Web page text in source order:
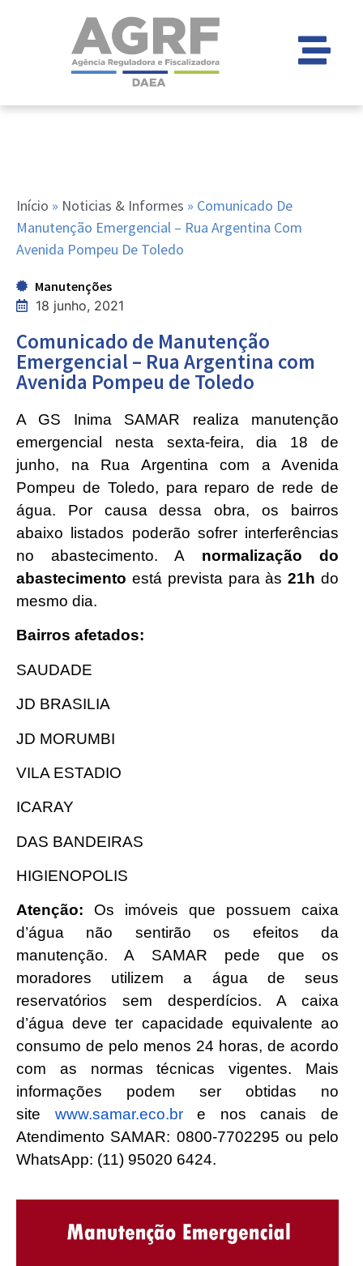
Início » Noticias & Informes » Comunicado De
Manutenção Emergencial – Rua Argentina Com
Avenida Pompeu De Toledo
Manutenções
18 junho, 2021
Comunicado de Manutenção
Emergencial – Rua Argentina com
Avenida Pompeu de Toledo
A GS Inima SAMAR realiza manutenção
emergencial nesta sexta-feira, dia 18 de
junho, na Rua Argentina com a Avenida
Pompeu de Toledo, para reparo de rede de
água. Por causa dessa obra, os bairros
abaixo listados poderão sofrer interferências
no abastecimento. A normalização do
abastecimento está prevista para às21h do
mesmo dia.
Bairros afetados:
SAUDADE
JD BRASILIA
JD MORUMBI
VILA ESTADIO
ICARAY
DAS BANDEIRAS
HIGIENOPOLIS
Atenção: Os imóveis que possuem caixa
d’água não sentirão os efeitos da
manutenção. A SAMAR pede que os
moradores utilizem a água de seus
reservatórios sem desperdícios. A caixa
d’água deve ter capacidade equivalente ao
consumo de pelo menos 24 horas, de acordo
com as normas técnicas vigentes. Mais
informações podem ser obtidas no
site www.samar.eco.bre nos canais de
Atendimento SAMAR: 0800-7702295 ou pelo
WhatsApp: (11) 95020 6424.